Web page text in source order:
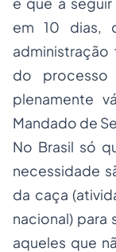
em 10 dias,
do processo
plenamente
Mandado de
No Brasil só
necessidade
da caça
nacional) para
aqueles que